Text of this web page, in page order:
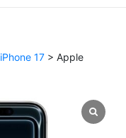
iPhone 17 > Apple